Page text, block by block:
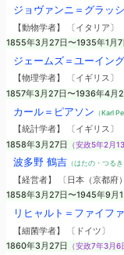
ジョヴァンニ＝グラッシ
【動物学者】 〔イタリア〕
1855年3月27日〜1935年1月7
ジェームズ＝ユーイング
【物理学者】 〔イギリス〕
1857年3月27日〜1936年4月
カール＝ピアソン （Karl
【統計学者】 〔イギリス〕
1858年3月27日
（安政5年2月13
波多野 鶴吉（はたの・つるき
【経営者】 〔日本（京都府
1858年3月27日〜1945年9月
リヒャルト＝ファイフ
【細菌学者】 〔ドイツ〕
1860年3月27日
（安政7年3月6